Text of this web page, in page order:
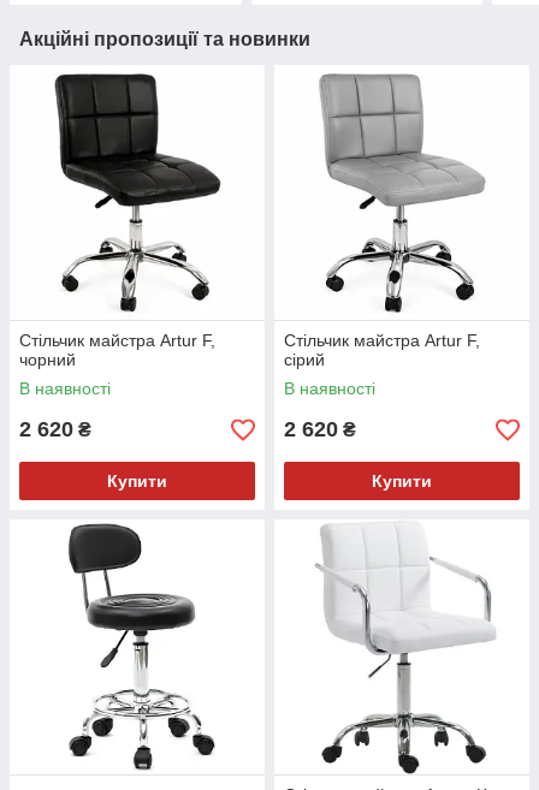
Акційні пропозиції та новинки
Стільчик майстра Artur F,
чорний
В наявності
2 620 ₴
Купити
Стільчик майстра Artur F,
сірий
В наявності
2 620 ₴
Купити